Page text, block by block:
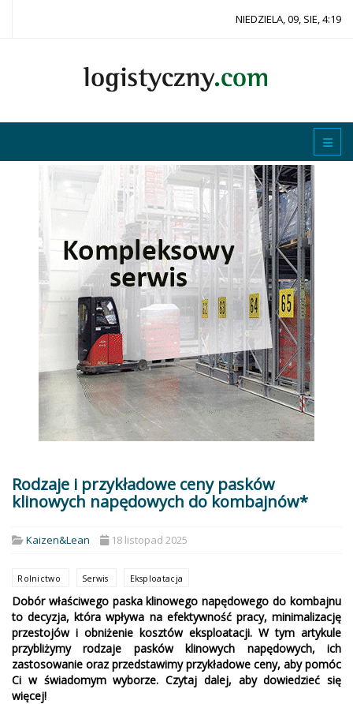
NIEDZIELA, 09, SIE, 4:19
Rodzaje i przykładowe ceny pasków
klinowych napędowych do kombajnów*
Kaizen&Lean 18 listopad 2025
Rolnictwo Serwis Eksploatacja
Dobór właściwego paska klinowego napędowego do kombajnu
to decyzja, która wpływa na efektywność pracy, minimalizację
przestojów i obniżenie kosztów eksploatacji. W tym artykule
przybliżymy rodzaje pasków klinowych napędowych, ich
zastosowanie oraz przedstawimy przykładowe ceny, aby pomóc
Ci w świadomym wyborze. Czytaj dalej, aby dowiedzieć się
więcej!